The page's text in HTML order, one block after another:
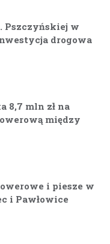
Pszczyńskiej w
drogowa
8,7 mln zł na
między
i piesze w
i Pawłowice
wsparciu